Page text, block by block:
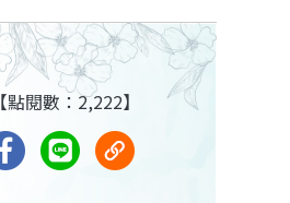
【點閱數：2,222】